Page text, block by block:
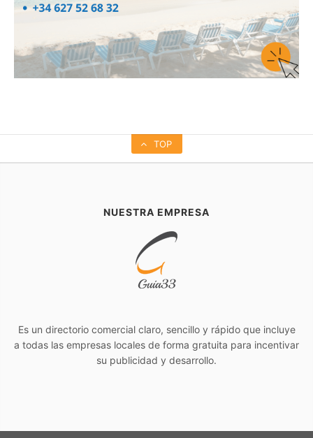
TOP
NUESTRA EMPRESA
Es un directorio comercial claro, sencillo y rápido que incluye
a todas las empresas locales de forma gratuita para incentivar
su publicidad y desarrollo.